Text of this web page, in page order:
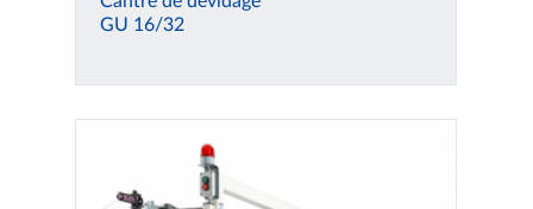
GU 16/32